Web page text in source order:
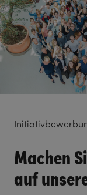
Machen
auf